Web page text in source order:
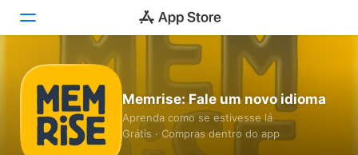
Jogos
Apps
Memrise: Fale um novo idioma
Aprenda como se estivesse lá
Grátis · Compras dentro do app